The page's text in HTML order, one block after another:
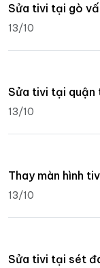
Sửa tivi tại gò
13/10
Sửa tivi tại quận
13/10
Thay màn hình
13/10
Sửa tivi tại sét